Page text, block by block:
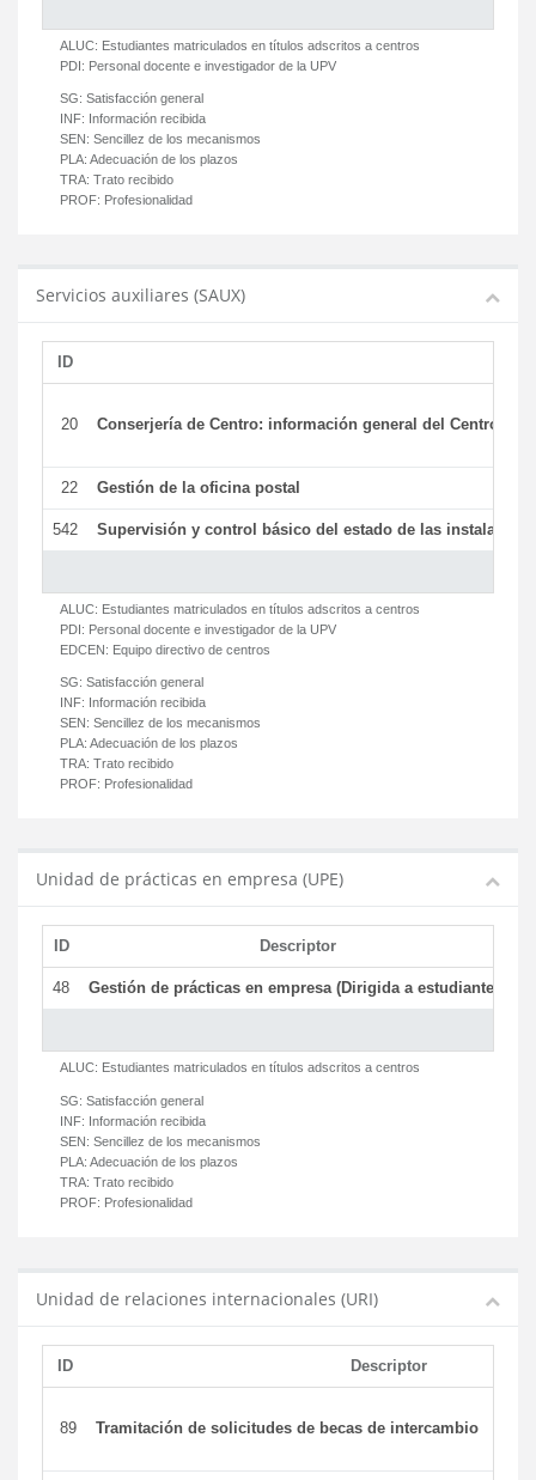
ALUC: Estudiantes matriculados en títulos adscritos a centros
PDI: Personal docente e investigador de la UPV
SG: Satisfacción general
INF: Información recibida
SEN: Sencillez de los mecanismos
PLA: Adecuación de los plazos
TRA: Trato recibido
PROF: Profesionalidad
Servicios auxiliares (SAUX)
ID
20 Conserjería de Centro: información general del Centro y
22 Gestión de la oficina postal
542 Supervisión y control básico del estado de las
ALUC: Estudiantes matriculados en títulos adscritos a centros
PDI: Personal docente e investigador de la UPV
EDCEN: Equipo directivo de centros
SG: Satisfacción general
INF: Información recibida
SEN: Sencillez de los mecanismos
PLA: Adecuación de los plazos
TRA: Trato recibido
PROF: Profesionalidad
Unidad de prácticas en empresa (UPE)
ID Descriptor
48 Gestión de prácticas en empresa (Dirigida a estudiantes)
ALUC: Estudiantes matriculados en títulos adscritos a centros
SG: Satisfacción general
INF: Información recibida
SEN: Sencillez de los mecanismos
PLA: Adecuación de los plazos
TRA: Trato recibido
PROF: Profesionalidad
Unidad de relaciones internacionales (URI)
ID Descriptor
89 Tramitación de solicitudes de becas de intercambio